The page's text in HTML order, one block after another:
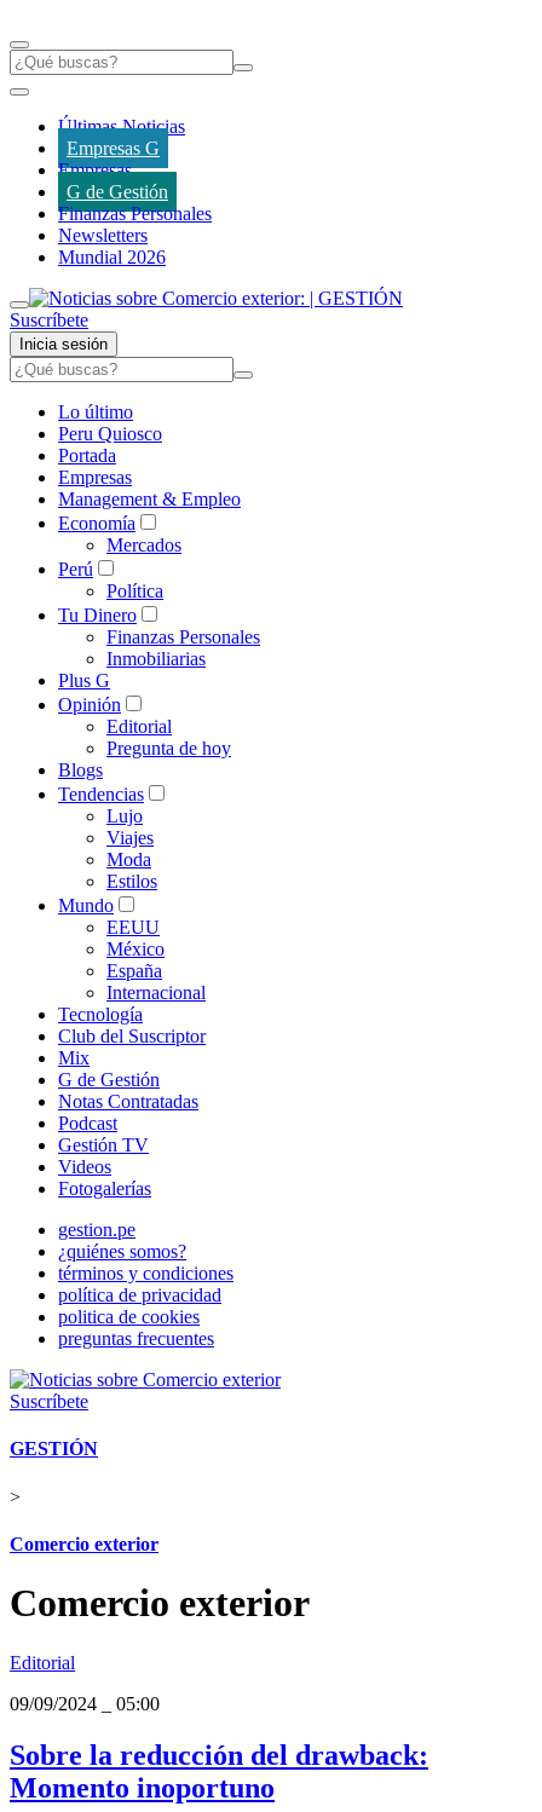
Últimas Noticias
Empresas G
Empresas
G de Gestión
Finanzas Personales
Newsletters
Mundial 2026
Suscríbete
Inicia sesión
Lo último
Peru Quiosco
Portada
Empresas
Management & Empleo
Economía
Mercados
Perú
Política
Tu Dinero
Finanzas Personales
Inmobiliarias
Plus G
Opinión
Editorial
Pregunta de hoy
Blogs
Tendencias
Lujo
Viajes
Moda
Estilos
Mundo
EEUU
México
España
Internacional
Tecnología
Club del Suscriptor
Mix
G de Gestión
Notas Contratadas
Podcast
Gestión TV
Videos
Fotogalerías
gestion.pe
¿quiénes somos?
términos y condiciones
política de privacidad
politica de cookies
preguntas frecuentes
Suscríbete
GESTIÓN
>
Comercio exterior
Comercio exterior
Editorial
09/09/2024
05:00
Sobre la reducción del drawback:
Momento inoportuno